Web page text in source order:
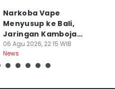
Narkoba Vape
Menyusup ke Bali,
Jaringan Kamboja
Terbongkar
06 Agu 2026, 22:15 WIB
News